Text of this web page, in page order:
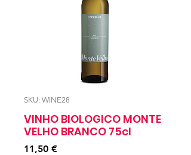
SKU: WINE28
VINHO BIOLOGICO MONTE
VELHO BRANCO 75cl
11,50 €Preço